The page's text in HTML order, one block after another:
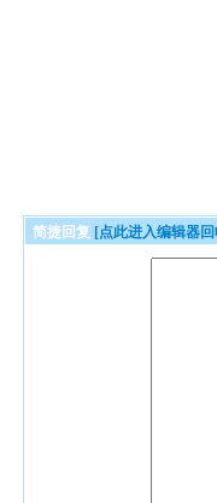
简捷回复 [点此进入编辑器回